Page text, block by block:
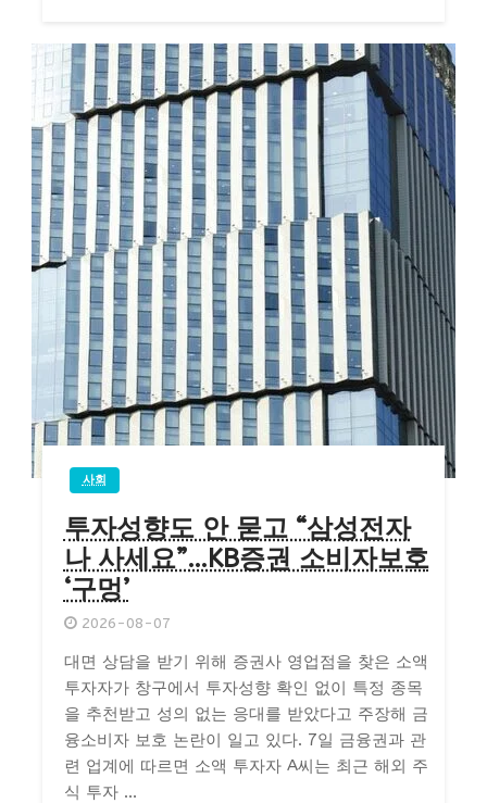
사회
투자성향도 안 묻고 “삼성전자
나 사세요”…KB증권 소비자보호
‘구멍’
2026-08-07
대면 상담을 받기 위해 증권사 영업점을 찾은 소액
투자자가 창구에서 투자성향 확인 없이 특정 종목
을 추천받고 성의 없는 응대를 받았다고 주장해 금
융소비자 보호 논란이 일고 있다. 7일 금융권과 관
련 업계에 따르면 소액 투자자 A씨는 최근 해외 주
식 투자 ...